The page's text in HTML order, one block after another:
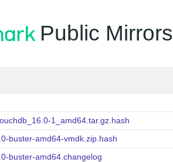
Public Mirrors
1_amd64.tar.gz.hash
buster-amd64-vmdk.zip.hash
buster-amd64.changelog